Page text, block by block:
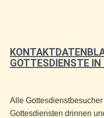
GOTTESDIENSTE IN
Alle
Gottesdiensten drinnen